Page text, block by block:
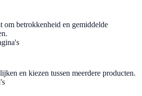
om betrokkenheid en gemiddelde
en kiezen tussen meerdere producten.